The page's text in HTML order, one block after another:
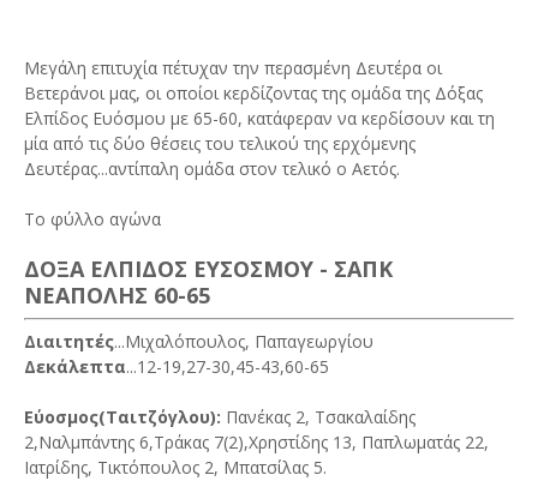
Μεγάλη επιτυχία πέτυχαν την περασμένη Δευτέρα οι
Βετεράνοι μας, οι οποίοι κερδίζοντας της ομάδα της Δόξας
Ελπίδος Ευόσμου με 65-60, κατάφεραν να κερδίσουν και τη
μία από τις δύο θέσεις του τελικού της ερχόμενης
Δευτέρας...αντίπαλη ομάδα στον τελικό ο Αετός.
Το φύλλο αγώνα
ΔΟΞΑ ΕΛΠΙΔΟΣ ΕΥΣΟΣΜΟΥ - ΣΑΠΚ
ΝΕΑΠΟΛΗΣ 60-65
Διαιτητές...Μιχαλόπουλος, Παπαγεωργίου
Δεκάλεπτα...12-19,27-30,45-43,60-65
Εύοσμος(Ταιτζόγλου): Πανέκας 2, Τσακαλαίδης
2,Ναλμπάντης 6,Τράκας 7(2),Χρηστίδης 13, Παπλωματάς 22,
Ιατρίδης, Τικτόπουλος 2, Μπατσίλας 5.